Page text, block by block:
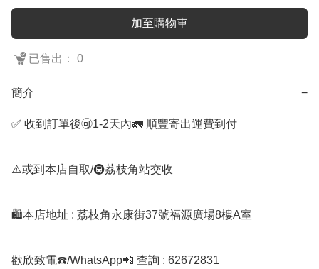
加至購物車
已售出： 0
簡介 −
✅ 收到訂單後🉑1-2天內🚛 順豐寄出運費到付
⚠️或到本店自取/🚇荔枝角站交收
🛍️本店地址 : 荔枝角永康街37號福源廣場8樓A室
歡欣致電☎️/WhatsApp📲 查詢 : 62672831